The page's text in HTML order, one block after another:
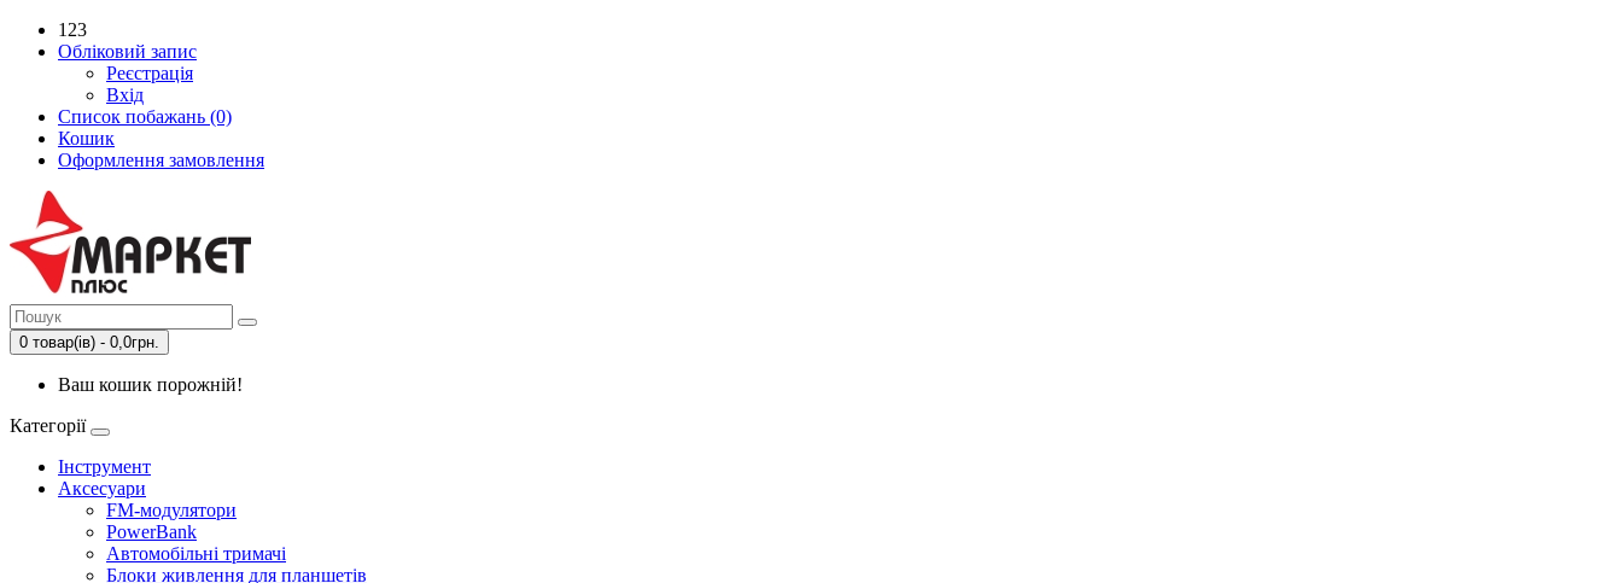
123
Обліковий запис
Реєстрація
Вхід
Список побажань (0)
Кошик
Оформлення замовлення
0 товар(ів) - 0,0грн.
Ваш кошик порожній!
Категорії
Інструмент
Аксесуари
FM-модулятори
PowerBank
Автомобільні тримачі
Блоки живлення для планшетів